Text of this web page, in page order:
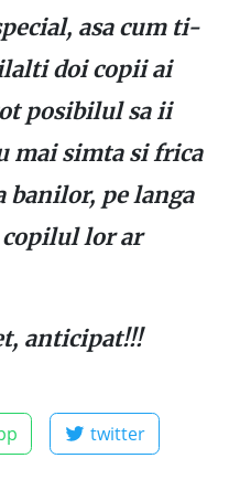
asa cum ti-
doi copii ai
posibilul sa ii
mai simta si frica
banilor, pe langa
copilul lor ar
anticipat!!!
twitter